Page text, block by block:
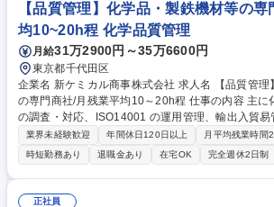
【品質管理】化学品・製鉄機材等の
均10~20h程 化学品質管理
月給31万2900円～35万6600円
東京都千代田区
企業名 新ケミカル商事株式会社 求人名 【品質管理】化学品・製鉄機材等
の専門商社/月残業平均10～20h程 仕事の内容 主に化学物質・環境法規制
の調査・対応、ISO14001 の運用管理、輸出入貿
ります。 【業務詳細】■各種法規制（環境・化学物質など）に関する調
査、対応、社内向け講習開催の支援■ISO14001（環
ム）の事務局として運用管理業務全般■輸出入貿易
SDS（安全データシート）確認、品質クレーム対
【業務内容の変更範囲】当社の指定する業務 募集職種 【品質管理】化学
業界未経験歓迎 年間休日120日以上
月平均残業時間
時短勤務あり
退職金あり 在宅OK 完全週休2日制
正社員